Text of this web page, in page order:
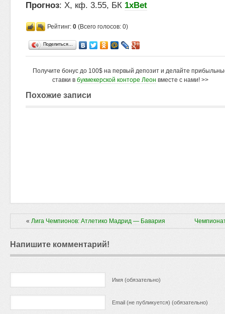
Прогноз: X, кф. 3.55, БК 1xBet
Рейтинг: 0 (Всего голосов: 0)
Поделиться…
Получите бонус до 100$ на первый депозит и делайте
ставки в букмекерской конторе Леон вместе с нами! >>
Похожие записи
« Лига Чемпионов: Атлетико Мадрид — Бавария
Напишите комментарий!
Имя (обязательно)
Email (не публикуется) (обязательно)